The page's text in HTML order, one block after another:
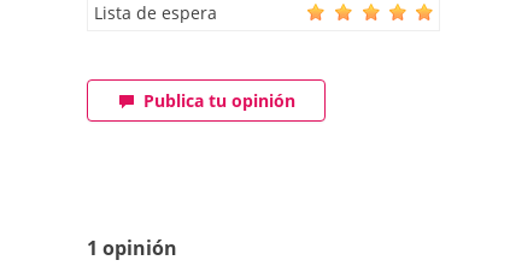
Lista de espera
Publica tu opinión
1 opinión